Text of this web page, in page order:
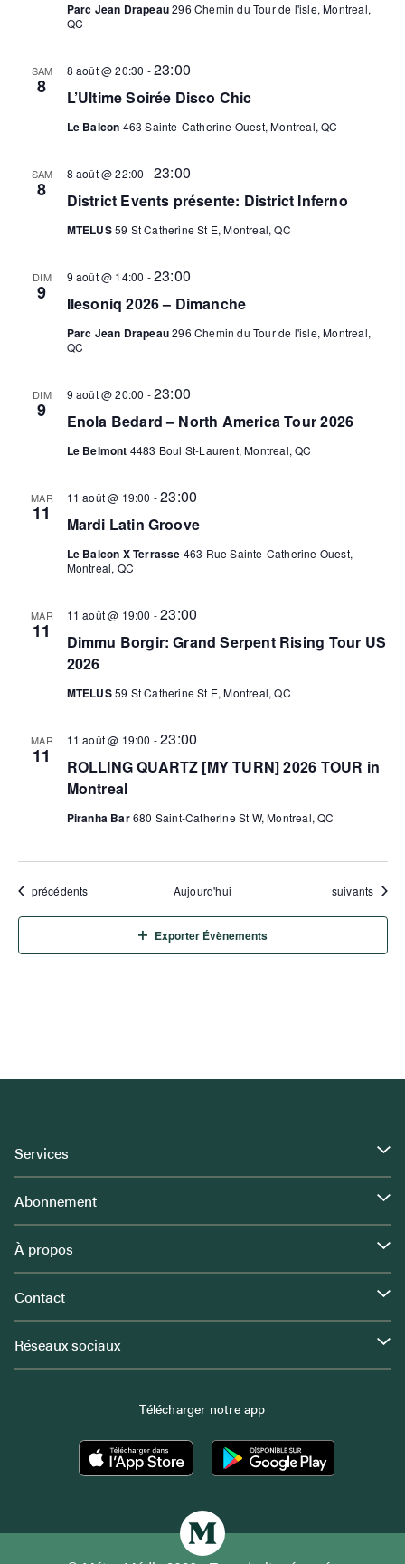
Parc Jean Drapeau296 Chemin du Tour de l'isle, Montreal,
QC
SAM
8 L’Ultime Soirée Disco Chic
8 août @ 20:30 -23:00
Le Balcon 463 Sainte-Catherine Ouest, Montreal, QC
SAM
8 District Events présente: District Inferno
8 août @ 22:00 -23:00
MTELUS59 St Catherine St E, Montreal, QC
DIM
9 Ilesoniq 2026 – Dimanche
9 août @ 14:00 -23:00
Parc Jean Drapeau296 Chemin du Tour de l'isle, Montreal,
QC
DIM
9 Enola Bedard – North America Tour 2026
9 août @ 20:00 -23:00
Le Belmont 4483 Boul St-Laurent, Montreal, QC
MAR
11 Mardi Latin Groove
11 août @ 19:00 -23:00
Le Balcon X Terrasse 463 Rue Sainte-Catherine Ouest,
Montreal, QC
MAR
11
Dimmu Borgir: Grand Serpent Rising Tour US
2026
11 août @ 19:00 -23:00
MTELUS59 St Catherine St E, Montreal, QC
MAR
11
ROLLING QUARTZ [MY TURN] 2026 TOUR in
Montreal
11 août @ 19:00 -23:00
Piranha Bar680 Saint-Catherine St W, Montreal, QC
Évènements
précédents Aujourd'hui Évènements
suivants
Exporter Évènements
Services
Abonnement
À propos
Contact
Réseaux sociaux
Télécharger notre app